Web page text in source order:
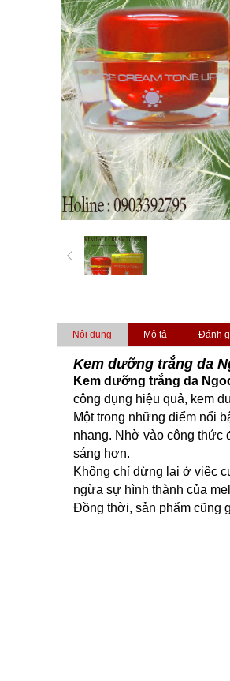
Nội dung Mô tả Đánh
Kem dưỡng trắng da
Kem dưỡng trắng da
công dụng hiệu quả, kem
Một trong những điểm nổi
nhang. Nhờ vào công thức
sáng hơn.
Không chỉ dừng lại ở việc
ngừa sự hình thành của
Đồng thời, sản phẩm cũng